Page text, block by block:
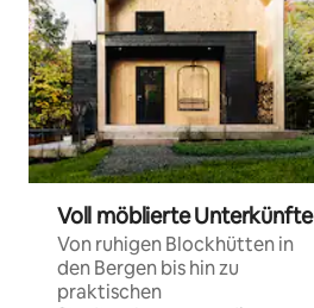
Voll möblierte Unterkünfte
Von ruhigen Blockhütten in
den Bergen bis hin zu
praktischen